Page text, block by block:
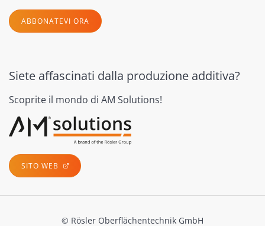
ABBONATEVI ORA
Siete affascinati dalla produzione additiva?
Scoprite il mondo di AM Solutions!
SITO WEB
© Rösler Oberflächentechnik GmbH